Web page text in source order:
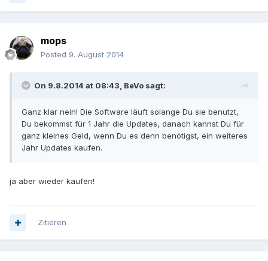
mops
Posted 9. August 2014
On 9.8.2014 at 08:43, BeVo sagt:
Ganz klar nein! Die Software läuft solange Du sie benutzt,
Du bekommst für 1 Jahr die Updates, danach kannst Du für
ganz kleines Geld, wenn Du es denn benötigst, ein weiteres
Jahr Updates kaufen.
ja aber wieder kaufen!
Zitieren